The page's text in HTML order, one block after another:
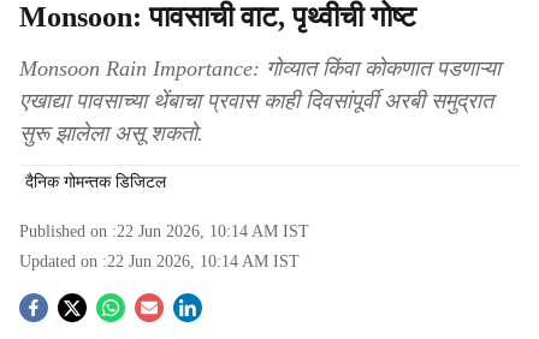
Monsoon: पावसाची वाट, पृथ्वीची गोष्ट
Monsoon Rain Importance: गोव्यात किंवा कोकणात पडणाऱ्या
एखाद्या पावसाच्या थेंबाचा प्रवास काही दिवसांपूर्वी अरबी समुद्रात
सुरू झालेला असू शकतो.
दैनिक गोमन्तक डिजिटल
Published on :22 Jun 2026, 10:14 AM IST
Updated on :22 Jun 2026, 10:14 AM IST
S